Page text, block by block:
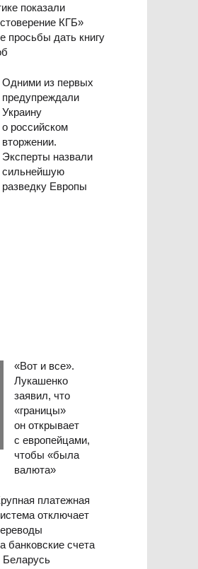
показали
КГБ»
просьбы дать книгу
Одними из первых
предупреждали
Украину
о российском
вторжении.
Эксперты назвали
сильнейшую
разведку Европы
«Вот и все».
Лукашенко
заявил, что
«границы»
он открывает
с европейцами,
чтобы «была
валюта»
платежная
отключает
банковские счета
Беларусь